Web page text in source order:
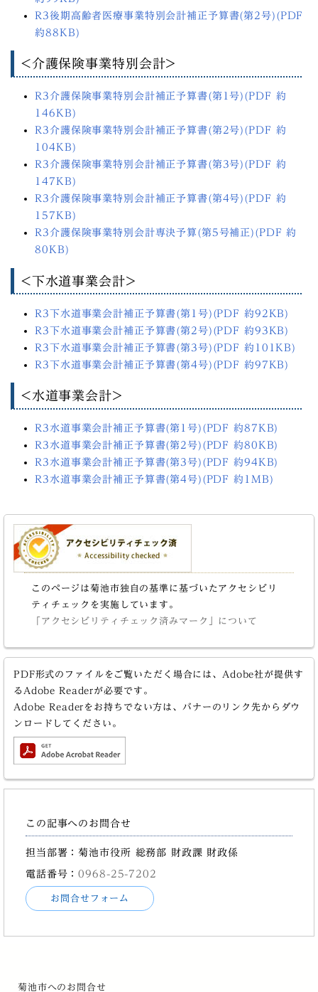
R3後期高齢者医療事業特別会計補正予算書(第2号)(PDF
約88KB)
<介護保険事業特別会計>
R3介護保険事業特別会計補正予算書(第1号)(PDF 約
146KB)
R3介護保険事業特別会計補正予算書(第2号)(PDF 約
104KB)
R3介護保険事業特別会計補正予算書(第3号)(PDF 約
147KB)
R3介護保険事業特別会計補正予算書(第4号)(PDF 約
157KB)
R3介護保険事業特別会計専決予算(第5号補正)(PDF 約
80KB)
<下水道事業会計>
R3下水道事業会計補正予算書(第1号)(PDF 約92KB)
R3下水道事業会計補正予算書(第2号)(PDF 約93KB)
R3下水道事業会計補正予算書(第3号)(PDF 約101KB)
R3下水道事業会計補正予算書(第4号)(PDF 約97KB)
<水道事業会計>
R3水道事業会計補正予算書(第1号)(PDF 約87KB)
R3水道事業会計補正予算書(第2号)(PDF 約80KB)
R3水道事業会計補正予算書(第3号)(PDF 約94KB)
R3水道事業会計補正予算書(第4号)(PDF 約1MB)
このページは菊池市独自の基準に基づいたアクセシビリ
ティチェックを実施しています。
「アクセシビリティチェック済みマーク」について
PDF形式のファイルをご覧いただく場合には、Adobe社が提供す
るAdobe Readerが必要です。
Adobe Readerをお持ちでない方は、バナーのリンク先からダウ
ンロードしてください。
この記事へのお問合せ
担当部署：菊池市役所 総務部 財政課 財政係
電話番号：0968-25-7202
お問合せフォーム
菊池市へのお問合せ